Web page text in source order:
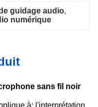
guidage audio,
numérique
sans fil noir
à: l'interprétation